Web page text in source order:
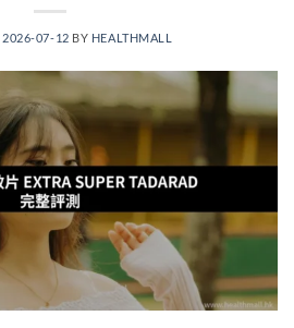
2026-07-12 BY HEALTHMALL